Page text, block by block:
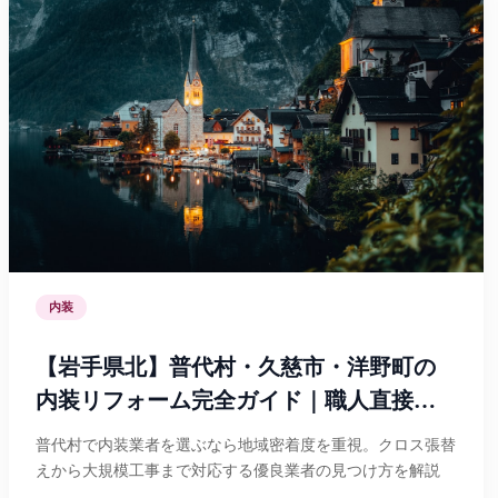
内装
【岩手県北】普代村・久慈市・洋野町の
内装リフォーム完全ガイド｜職人直接マ
ッチング・中間マージン0円で費用を抑え
る方法
普代村で内装業者を選ぶなら地域密着度を重視。クロス張替
えから大規模工事まで対応する優良業者の見つけ方を解説